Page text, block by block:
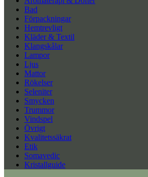
Bad
Förpackningar
Hemtrevligt
Kläder & Textil
Klangskålar
Lampor
Ljus
Mattor
Rökelser
Seleniter
Smycken
Trummor
Vindspel
Övrigt
Kvalitetssäkrat
Etik
Somavedic
Kristallguide